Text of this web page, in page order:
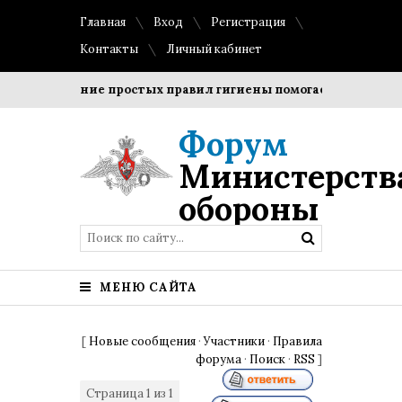
Главная Вход
Регистрация
Контакты
Личный кабинет
Соблюдение простых правил гигиены помогает
Форум
обороны
МЕНЮ САЙТА
[ Новые сообщения ·Участники · Правила
форума · Поиск · RSS ]
Страница1 из 1